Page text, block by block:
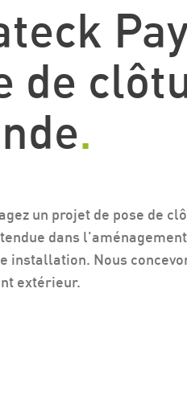
de
.
un projet de pose de
dans
installation. Nous
extérieur.